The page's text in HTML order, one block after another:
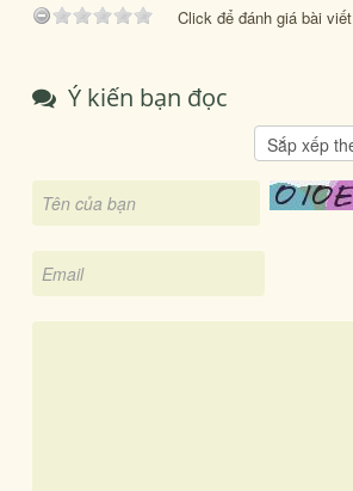
Click để đánh giá bài viết
Ý kiến bạn đọc